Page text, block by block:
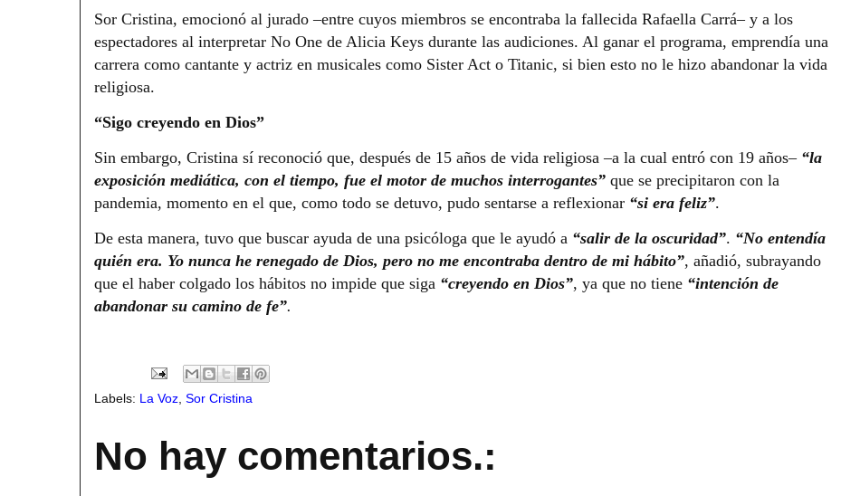
Sor Cristina, emocionó al jurado –entre cuyos miembros se encontraba la fallecida Rafaella Carrá– y a los
espectadores al interpretar No One de Alicia Keys durante las audiciones. Al ganar el programa, emprendía una
carrera como cantante y actriz en musicales como Sister Act o Titanic, si bien esto no le hizo abandonar la vida
religiosa.
“Sigo creyendo en Dios”
Sin embargo, Cristina sí reconoció que, después de 15 años de vida religiosa –a la cual entró con 19 años– “la
exposición mediática, con el tiempo, fue el motor de muchos interrogantes” que se precipitaron con la
pandemia, momento en el que, como todo se detuvo, pudo sentarse a reflexionar “si era feliz”.
De esta manera, tuvo que buscar ayuda de una psicóloga que le ayudó a “salir de la oscuridad”. “No entendía
quién era. Yo nunca he renegado de Dios, pero no me encontraba dentro de mi hábito”, añadió, subrayando
que el haber colgado los hábitos no impide que siga “creyendo en Dios”, ya que no tiene “intención de
abandonar su camino de fe”.
Labels: La Voz Sor Cristina
No hay comentarios.: